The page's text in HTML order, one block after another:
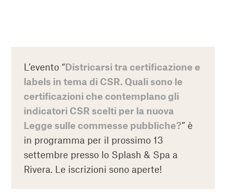
L’evento “Districarsi tra certificazione e
labels in tema di CSR. Quali sono le
certificazioni che contemplano gli
indicatori CSR scelti per la nuova
Legge sulle commesse pubbliche?” è
in programma per il prossimo 13
settembre presso lo Splash & Spa a
Rivera. Le iscrizioni sono aperte!